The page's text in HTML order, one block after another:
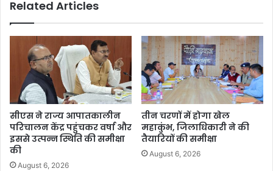
Related Articles
सीएस ने राज्य आपातकालीन
परिचालन केंद्र पहुंचकर वर्षा और
इससे उत्पन्न स्थिति की समीक्षा
की
August 6, 2026
तीन चरणों में होगा खेल
महाकुंभ, जिलाधिकारी ने की
तैयारियों की समीक्षा
August 6, 2026